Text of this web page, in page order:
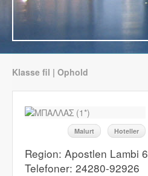
Klasse fil | Ophold
Malurt Hoteller
Region: Apostlen Lambi 6
Telefoner: 24280-92926